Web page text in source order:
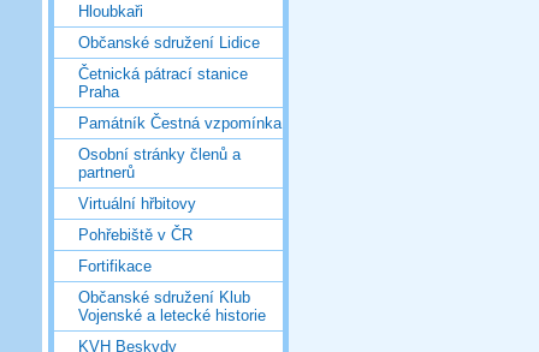
Hloubkaři
Občanské sdružení Lidice
Četnická pátrací stanice
Praha
Památník Čestná vzpomínka
Osobní stránky členů a
partnerů
Virtuální hřbitovy
Pohřebiště v ČR
Fortifikace
Občanské sdružení Klub
Vojenské a letecké historie
KVH Beskydy